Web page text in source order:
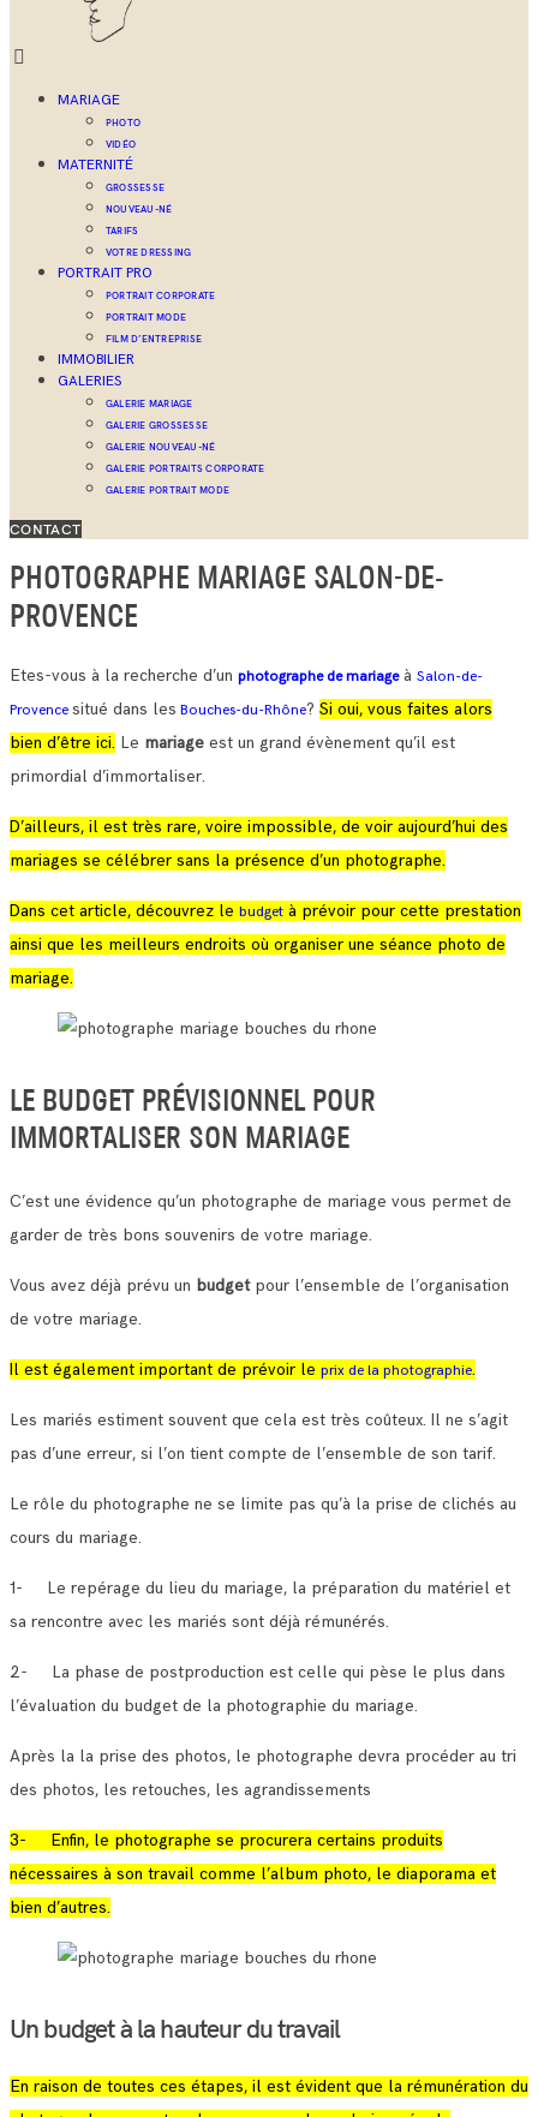
MARIAGE
PHOTO
VIDÉO
MATERNITÉ
GROSSESSE
NOUVEAU-NÉ
TARIFS
VOTRE DRESSING
PORTRAIT PRO
PORTRAIT CORPORATE
PORTRAIT MODE
FILM D’ENTREPRISE
IMMOBILIER
GALERIES
GALERIE MARIAGE
GALERIE GROSSESSE
GALERIE NOUVEAU-NÉ
GALERIE PORTRAITS CORPORATE
GALERIE PORTRAIT MODE
CONTACT
PHOTOGRAPHE MARIAGE SALON-DE-
PROVENCE
Etes-vous à la recherche d’un photographe de mariageà Salon-de-
Provence situé dans les Bouches-du-Rhône? Si oui, vous faites alors
bien d’être ici. Le mariage est un grand évènement qu’il est
primordial d’immortaliser.
D’ailleurs, il est très rare, voire impossible, de voir aujourd’hui des
mariages se célébrer sans la présence d’un photographe.
Dans cet article, découvrez le budget à prévoir pour cette prestation
ainsi que les meilleurs endroits où organiser une séance photo de
mariage.
LE BUDGET PRÉVISIONNEL POUR
IMMORTALISER SON MARIAGE
C’est une évidence qu’un photographe de mariage vous permet de
garder de très bons souvenirs de votre mariage.
Vous avez déjà prévu un budget pour l’ensemble de l’organisation
de votre mariage.
Il est également important de prévoir le prix de la photographie.
Les mariés estiment souvent que cela est très coûteux. Il ne s’agit
pas d’une erreur, si l’on tient compte de l’ensemble de son tarif.
Le rôle du photographe ne se limite pas qu’à la prise de clichés au
cours du mariage.
1- Le repérage du lieu du mariage, la préparation du matériel et
sa rencontre avec les mariés sont déjà rémunérés.
2- La phase de postproduction est celle qui pèse le plus dans
l’évaluation du budget de la photographie du mariage.
Après la la prise des photos, le photographe devra procéder au tri
des photos, les retouches, les agrandissements
3- Enfin, le photographe se procurera certains produits
nécessaires à son travail comme l’album photo, le diaporama et
bien d’autres.
Un budget à la hauteur du travail
En raison de toutes ces étapes, il est évident que la rémunération du